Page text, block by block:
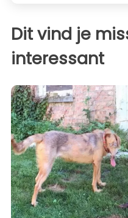
Dit vind je
interessant